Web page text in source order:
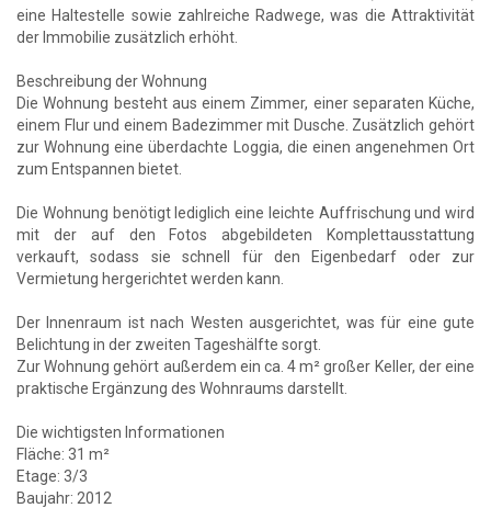
eine Haltestelle sowie zahlreiche Radwege, was die Attraktivität
der Immobilie zusätzlich erhöht.
Beschreibung der Wohnung
Die Wohnung besteht aus einem Zimmer, einer separaten Küche,
einem Flur und einem Badezimmer mit Dusche. Zusätzlich gehört
zur Wohnung eine überdachte Loggia, die einen angenehmen Ort
zum Entspannen bietet.
Die Wohnung benötigt lediglich eine leichte Auffrischung und wird
mit der auf den Fotos abgebildeten Komplettausstattung
verkauft, sodass sie schnell für den Eigenbedarf oder zur
Vermietung hergerichtet werden kann.
Der Innenraum ist nach Westen ausgerichtet, was für eine gute
Belichtung in der zweiten Tageshälfte sorgt.
Zur Wohnung gehört außerdem ein ca. 4 m² großer Keller, der eine
praktische Ergänzung des Wohnraums darstellt.
Die wichtigsten Informationen
Fläche: 31 m²
Etage: 3/3
Baujahr: 2012